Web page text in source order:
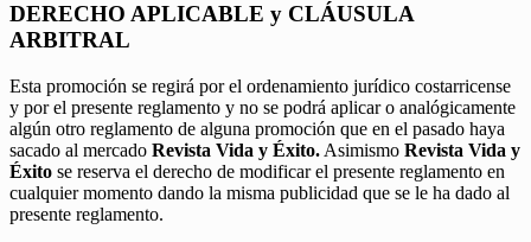
DERECHO APLICABLE y CLÁUSULA
ARBITRAL
Esta promoción se regirá por el ordenamiento jurídico costarricense
y por el presente reglamento y no se podrá aplicar o analógicamente
algún otro reglamento de alguna promoción que en el pasado haya
sacado al mercado Revista Vida y Éxito. Asimismo Revista Vida y
Éxito se reserva el derecho de modificar el presente reglamento en
cualquier momento dando la misma publicidad que se le ha dado al
presente reglamento.